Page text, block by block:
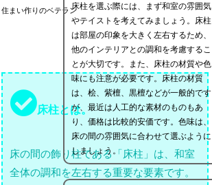
住まい作りのベテラン床柱を選ぶ際には、まず和室の雰囲気
やテイストを考えてみましょう。床柱
は部屋の印象を大きく左右するため、
他のインテリアとの調和を考慮するこ
とが大切です。また、床柱の材質や色
味にも注意が必要です。床柱の材質
は、桧、紫檀、黒檀などが一般的です
が、最近は人工的な素材のものもあ
り、価格は比較的安価です。色味は、
床の間の雰囲気に合わせて選ぶように
しましょう。
床柱とは。
床の間の飾り柱である「床柱」は、和室
全体の調和を左右する重要な要素です。